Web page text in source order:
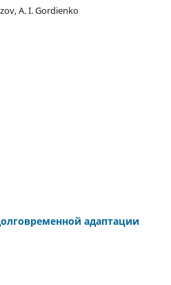
A. I. Gordienko
адаптации